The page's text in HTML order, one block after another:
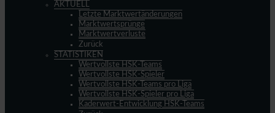
AKTUELL
Letzte Marktwertänderungen
Marktwertsprünge
Marktwertverluste
Zurück
STATISTIKEN
Wertvollste HSK-Teams
Wertvollste HSK-Spieler
Wertvollste HSK-Teams pro Liga
Wertvollste HSK-Spieler pro Liga
Kaderwert-Entwicklung HSK-Teams